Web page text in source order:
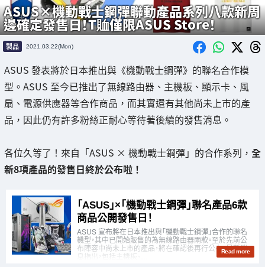
ASUS×機動戰士鋼彈聯動產品系列八款新周
邊確定發售日！T賉僅限ASUS Store！
製品 2021.03.22(Mon)
ASUS 發表將於日本推出與《機動戰士鋼彈》的聯名合作模
型。ASUS 至今已推出了無線路由器、主機板、顯示卡、風
扇、電源供應器等合作商品，而其實還有其他尚未上市的產
品，因此仍有許多粉絲正耐心等待著後續的發售消息。
各位久等了！來自「ASUS × 機動戰士鋼彈」的合作系列， 全
新8項產品的發售日終於公布啦！